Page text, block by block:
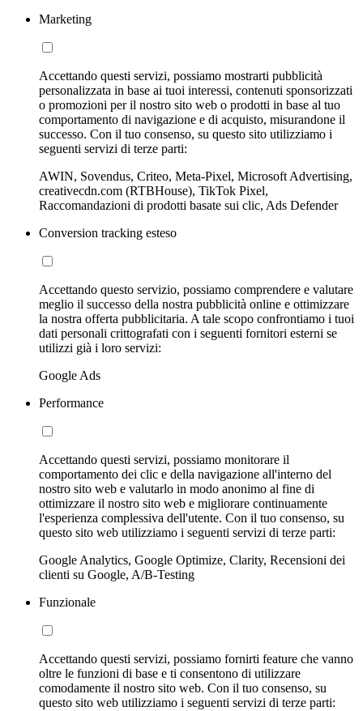
Marketing
Accettando questi servizi, possiamo mostrarti pubblicità
personalizzata in base ai tuoi interessi, contenuti sponsorizzati
o promozioni per il nostro sito web o prodotti in base al tuo
comportamento di navigazione e di acquisto, misurandone il
successo. Con il tuo consenso, su questo sito utilizziamo i
seguenti servizi di terze parti:
AWIN, Sovendus, Criteo, Meta-Pixel, Microsoft Advertising,
creativecdn.com (RTBHouse), TikTok Pixel,
Raccomandazioni di prodotti basate sui clic, Ads Defender
Conversion tracking esteso
Accettando questo servizio, possiamo comprendere e valutare
meglio il successo della nostra pubblicità online e ottimizzare
la nostra offerta pubblicitaria. A tale scopo confrontiamo i tuoi
dati personali crittografati con i seguenti fornitori esterni se
utilizzi già i loro servizi:
Google Ads
Performance
Accettando questi servizi, possiamo monitorare il
comportamento dei clic e della navigazione all'interno del
nostro sito web e valutarlo in modo anonimo al fine di
ottimizzare il nostro sito web e migliorare continuamente
l'esperienza complessiva dell'utente. Con il tuo consenso, su
questo sito web utilizziamo i seguenti servizi di terze parti:
Google Analytics, Google Optimize, Clarity, Recensioni dei
clienti su Google, A/B-Testing
Funzionale
Accettando questi servizi, possiamo fornirti feature che vanno
oltre le funzioni di base e ti consentono di utilizzare
comodamente il nostro sito web. Con il tuo consenso, su
questo sito web utilizziamo i seguenti servizi di terze parti: